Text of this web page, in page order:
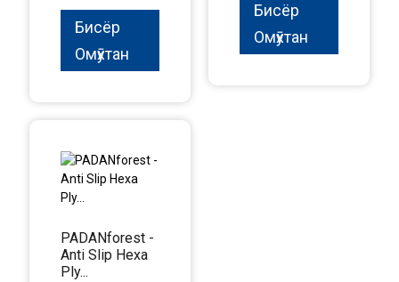
Бисёр
Омӯхтан
Бисёр
Омӯхтан
PADANforest -
Anti Slip Hexa
Ply...